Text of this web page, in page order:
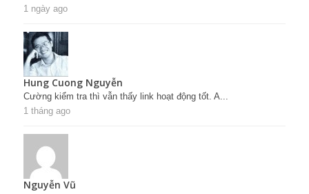
1 ngày ago
Hung Cuong Nguyễn
Cường kiểm tra thì vẫn thấy link hoạt động tốt. A...
1 tháng ago
Nguyễn Vũ